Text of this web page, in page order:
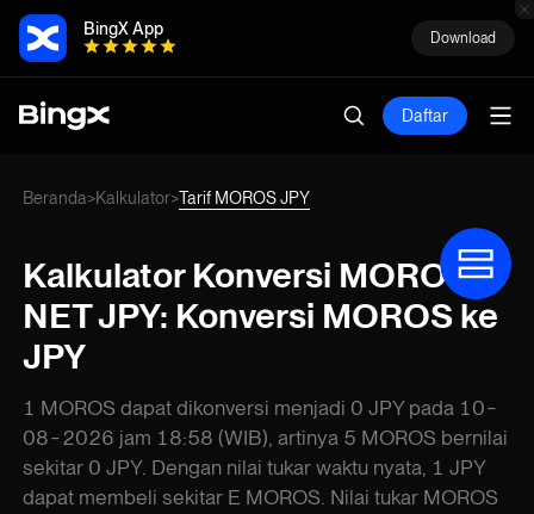
BingX App Download
Daftar
Beranda>Kalkulator>Tarif MOROS JPY
Kalkulator Konversi MOROS
NET JPY: Konversi MOROS ke
JPY
1 MOROS dapat dikonversi menjadi 0 JPY pada 10-
08-2026 jam 18:58 (WIB), artinya 5 MOROS bernilai
sekitar 0 JPY. Dengan nilai tukar waktu nyata, 1 JPY
dapat membeli sekitar E MOROS. Nilai tukar MOROS